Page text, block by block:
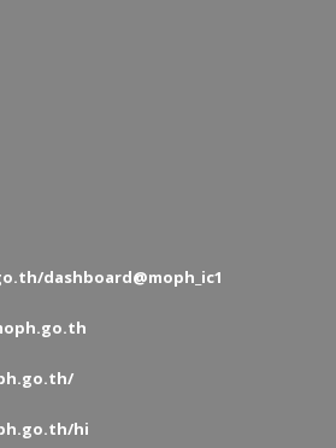
dashboard@moph_ic1
hi